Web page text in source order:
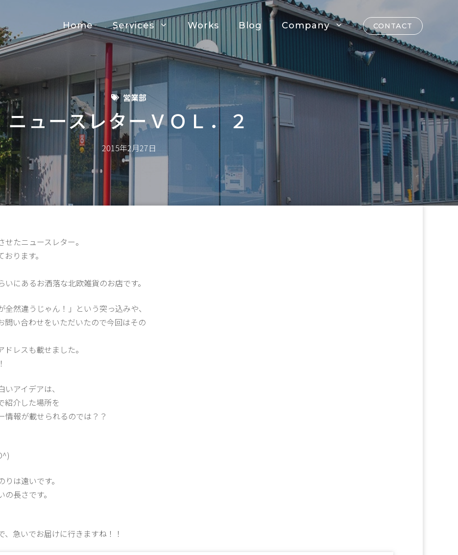
Home Services Works Blog Company CONTACT
営業部
ニュースレターＶＯＬ．２
2015年2月27日
たニュースレター。
ります。
にあるお洒落な北欧雑貨のお店です。
然違うじゃん！」という突っ込みや、
い合わせをいただいたので今回はその
レスも載せました。
アイデアは、
紹介した場所を
情報が載せられるのでは？？
は遠いです。
長さです。
急いでお届けに行きますね！！